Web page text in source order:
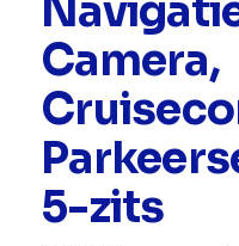
Camera,
5-zits